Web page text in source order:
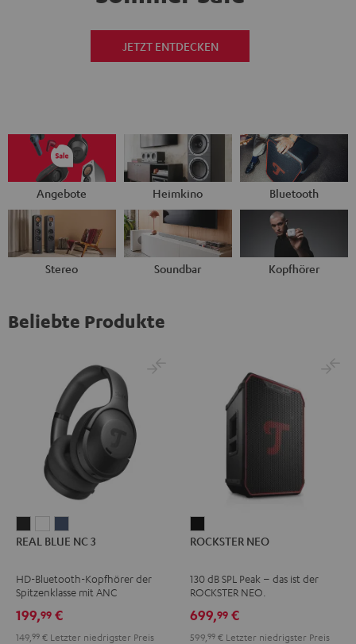
JETZT ENTDECKEN
Angebote Heimkino Bluetooth
Stereo Soundbar Kopfhörer
Beliebte Produkte
BLUE
3
Night
Black
BLUE
3
Pearl
White
BLUE
3
Steel
REAL BLUE NC 3
HD-Bluetooth-Kopfhörer der
Spitzenklasse mit ANC
199,99 €
149, 99 € Letzter niedrigster Preis
NEO
ROCKSTER NEO
130 dB SPL Peak – das ist der
ROCKSTER NEO.
699,99 €
599, 99 € Letzter niedrigster Preis